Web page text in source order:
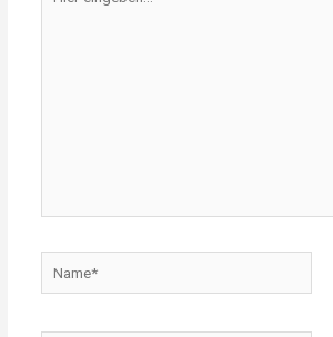
eingeben…